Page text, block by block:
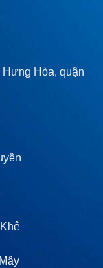
Hòa, quận